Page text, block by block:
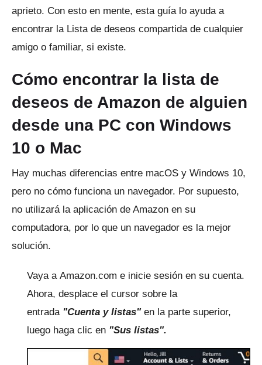
aprieto. Con esto en mente, esta guía lo ayuda a
encontrar la Lista de deseos compartida de cualquier
amigo o familiar, si existe.
Cómo encontrar la lista de
deseos de Amazon de alguien
desde una PC con Windows
10 o Mac
Hay muchas diferencias entre macOS y Windows 10,
pero no cómo funciona un navegador. Por supuesto,
no utilizará la aplicación de Amazon en su
computadora, por lo que un navegador es la mejor
solución.
Vaya a Amazon.com e inicie sesión en su cuenta.
Ahora, desplace el cursor sobre la
entrada "Cuenta y listas" en la parte superior,
luego haga clic en "Sus listas".